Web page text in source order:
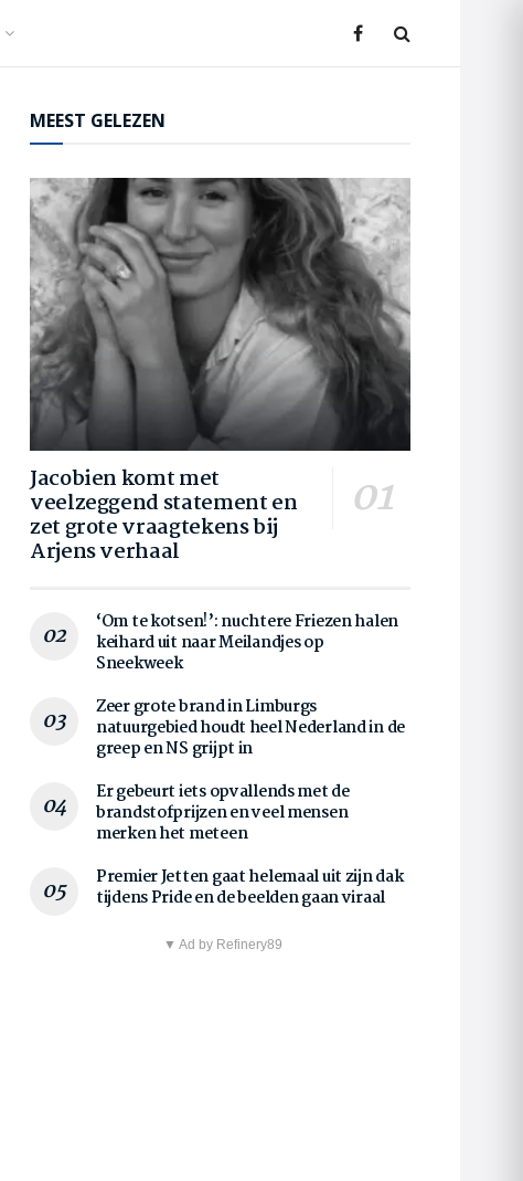
MEEST GELEZEN
Jacobien komt met
veelzeggend statement en
zet grote vraagtekens bij
Arjens verhaal
‘Om te kotsen!’: nuchtere Friezen halen
keihard uit naar Meilandjes op
Sneekweek
Zeer grote brand in Limburgs
natuurgebied houdt heel Nederland in de
greep en NS grijpt in
Er gebeurt iets opvallends met de
brandstofprijzen en veel mensen
merken het meteen
Premier Jetten gaat helemaal uit zijn dak
tijdens Pride en de beelden gaan viraal
▼ Ad by Refinery89